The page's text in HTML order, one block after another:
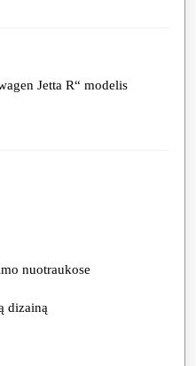
Jetta R“ modelis
nuotraukose
dizainą